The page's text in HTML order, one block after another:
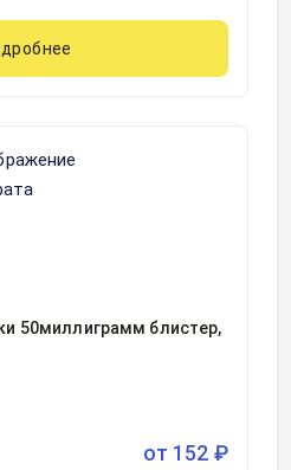
50миллиграмм блистер,
от 152 ₽